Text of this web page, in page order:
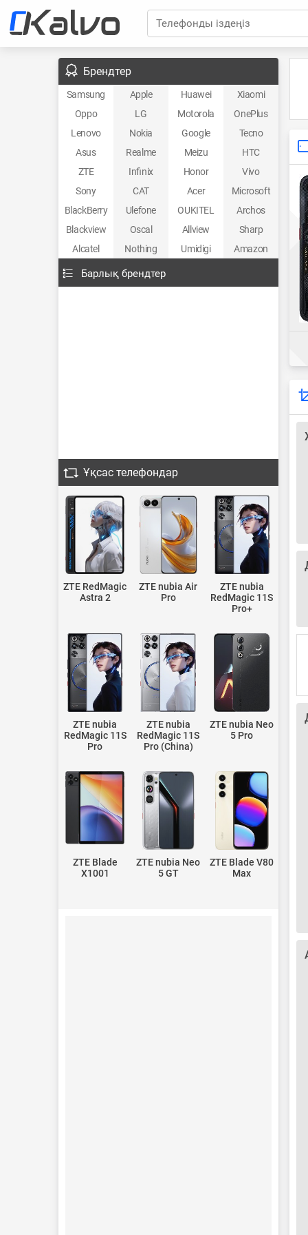
Телефонды іздеңіз
Брендтер
Samsung Apple Huawei
Xiaomi
Oppo
LG Motorola
OnePlus
Lenovo
Nokia Google
Tecno
Asus
Realme Meizu
HTC
ZTE
Infinix Honor
Vivo
Sony
CAT Acer
Microsoft
BlackBerry
Ulefone OUKITEL
Archos
Blackview
Oscal Allview
Sharp
Alcatel
Nothing Umidigi Amazon
Барлық брендтер
Ұқсас телефондар
ZTE RedMagic
Astra 2
ZTE nubia Air
Pro
ZTE nubia
RedMagic 11S
Pro+
ZTE nubia
RedMagic 11S
Pro
ZTE nubia
RedMagic 11S
Pro (China)
ZTE nubia Neo
5 Pro
ZTE Blade
X1001
ZTE nubia Neo
5 GT
ZTE Blade V80
Max